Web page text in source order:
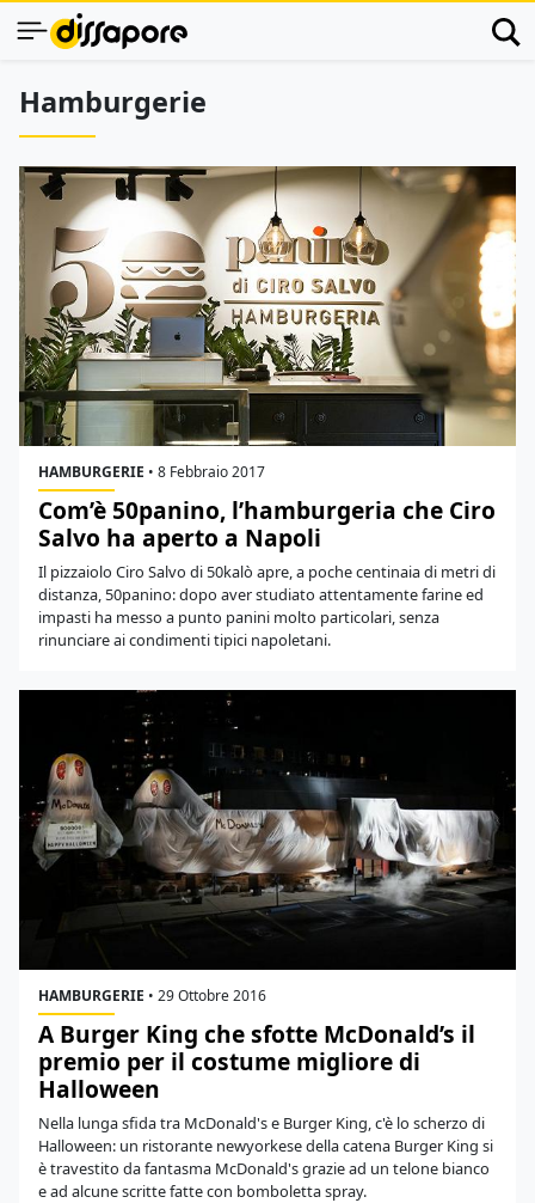
Hamburgerie
HAMBURGERIE • 8 Febbraio 2017
Com’è 50panino, l’hamburgeria che Ciro
Salvo ha aperto a Napoli
Il pizzaiolo Ciro Salvo di 50kalò apre, a poche centinaia di metri di
distanza, 50panino: dopo aver studiato attentamente farine ed
impasti ha messo a punto panini molto particolari, senza
rinunciare ai condimenti tipici napoletani.
HAMBURGERIE • 29 Ottobre 2016
A Burger King che sfotte McDonald’s il
premio per il costume migliore di
Halloween
Nella lunga sfida tra McDonald's e Burger King, c'è lo scherzo di
Halloween: un ristorante newyorkese della catena Burger King si
è travestito da fantasma McDonald's grazie ad un telone bianco
e ad alcune scritte fatte con bomboletta spray.